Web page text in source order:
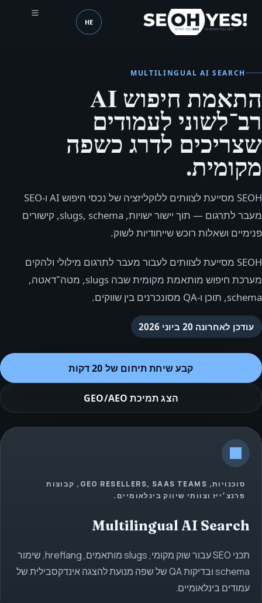
SEOH שפה (mobile header)
HE
MULTILINGUAL AI SEARCH
התאמת חיפוש AI
רב־לשוני לעמודים
שצריכים לדרג כשפה
מקומית.
SEOH מסייעת לצוותים ללוקליזציה של נכסי חיפוש AI ו‑SEO
מעבר לתרגום — תוך יישור ישויות, slugs, schema, קישורים
פנימיים ושאלות רוכש שייחודיות לשוק.
SEOH מסייעת לצוותים לעבור מעבר לתרגום מילולי ולהקים
מערכת חיפוש מותאמת מקומית שבה slugs, מטה־דאטה,
schema, תוכן ו‑QA מסונכרנים בין שווקים.
עודכן לאחרונה 20 ביוני 2026
קבע שיחת תיחום של 20 דקות
הצג תמיכת GEO/AEO
סוכנויות, GEO RESELLERS, SAAS TEAMS, קבוצות
פרנצ׳ייז וצוותי שיווק בינלאומיים.
Multilingual AI Search
תכני SEO עבור שוק מקומי, slugs מותאמים, hreflang, שימור
schema ובדיקות QA של שפה מנועת להצגה אינדקסבילית של
עמודים בינלאומיים.